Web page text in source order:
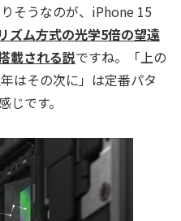
そうなのが、iPhone 15
ズム方式の光学5倍の望遠
載される説ですね。「上の
はその次に」は定番パタ
じです。